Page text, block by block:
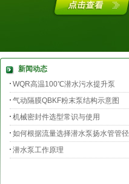
新闻动态
WQR高温100℃潜水污水提升泵
气动隔膜QBKF粉末泵结构示意图
机械密封件选型常识与使用
如何根据流量选择潜水泵扬水管管径
潜水泵工作原理